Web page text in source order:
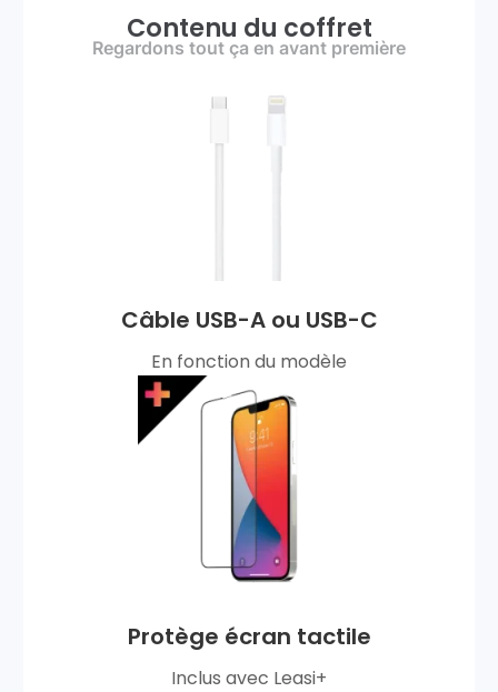
Contenu du coffret
Regardons tout ça en avant première
Câble USB-A ou USB-C
En fonction du modèle
Protège écran tactile
Inclus avec Leasi+